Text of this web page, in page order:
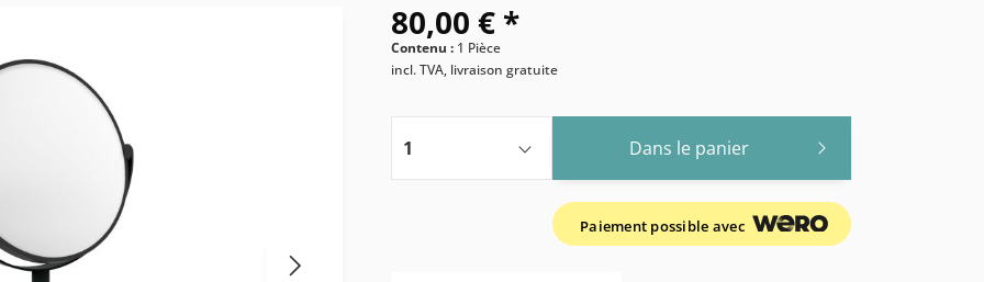
80,00 € *
Contenu : 1 Pièce
incl. TVA, livraison gratuite
Dans le panier
Paiement possible avec